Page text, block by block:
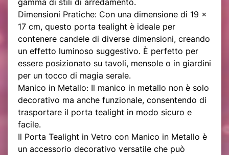
gamma di stili di arredamento.
Dimensioni Pratiche: Con una dimensione di 19 x
17 cm, questo porta tealight è ideale per
contenere candele di diverse dimensioni, creando
un effetto luminoso suggestivo. È perfetto per
essere posizionato su tavoli, mensole o in giardini
per un tocco di magia serale.
Manico in Metallo: Il manico in metallo non è solo
decorativo ma anche funzionale, consentendo di
trasportare il porta tealight in modo sicuro e
facile.
Il Porta Tealight in Vetro con Manico in Metallo è
un accessorio decorativo versatile che può